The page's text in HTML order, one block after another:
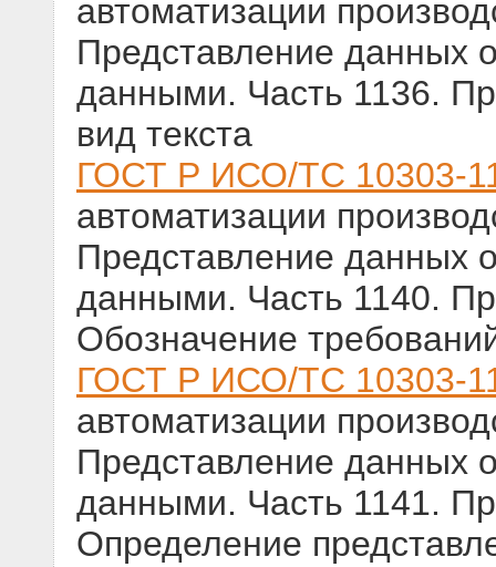
автоматизации
Представление данных
данными. Часть 1136.
вид текста
ГОСТ Р ИСО/ТС 10303-
автоматизации
Представление данных
данными. Часть 1140.
Обозначение
ГОСТ Р ИСО/ТС 10303-
автоматизации
Представление данных
данными. Часть 1141.
Определение